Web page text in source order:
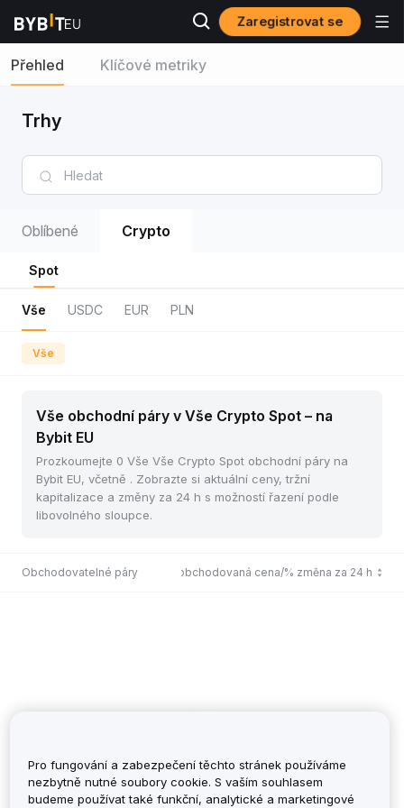
Zaregistrovat se
Přehled Klíčové metriky
Trhy
Oblíbené Crypto
Spot
Vše USDC EUR PLN
Vše
Vše obchodní páry v Vše Crypto Spot – na
Bybit EU
Prozkoumejte 0 Vše Vše Crypto Spot obchodní páry na
Bybit EU, včetně . Zobrazte si aktuální ceny, tržní
kapitalizace a změny za 24 h s možností řazení podle
libovolného sloupce.
Obchodovatelné páryPoslední obchodovaná cena/% změna za 24 h
Pro fungování a zabezpečení těchto stránek používáme
nezbytně nutné soubory cookie. S vaším souhlasem
budeme používat také funkční, analytické a marketingové